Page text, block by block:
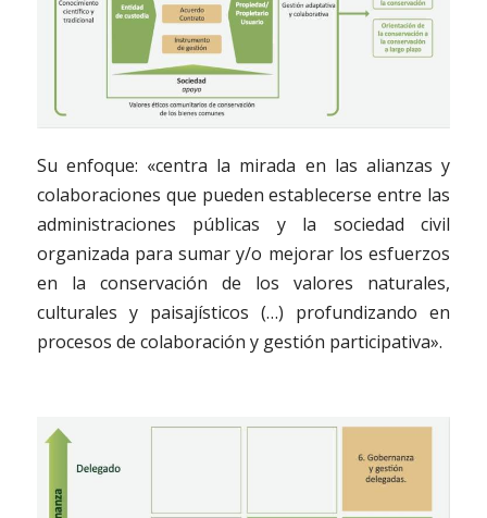
Su enfoque: «centra la mirada en las alianzas y
colaboraciones que pueden establecerse entre las
administraciones públicas y la sociedad civil
organizada para sumar y/o mejorar los esfuerzos
en la conservación de los valores naturales,
culturales y paisajísticos (…) profundizando en
procesos de colaboración y gestión participativa».